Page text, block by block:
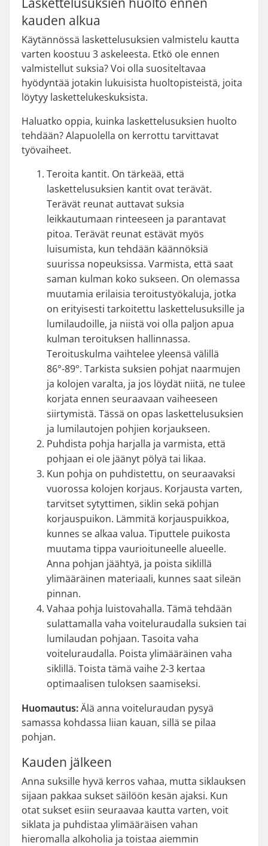
kauden alkua
Käytännössä laskettelusuksien valmistelu kautta
varten koostuu 3 askeleesta. Etkö ole ennen
valmistellut suksia? Voi olla suositeltavaa
hyödyntää jotakin lukuisista huoltopisteistä, joita
löytyy laskettelukeskuksista.
Haluatko oppia, kuinka laskettelusuksien huolto
tehdään? Alapuolella on kerrottu tarvittavat
työvaiheet.
Teroita kantit. On tärkeää, että
laskettelusuksien kantit ovat terävät.
Terävät reunat auttavat suksia
leikkautumaan rinteeseen ja parantavat
pitoa. Terävät reunat estävät myös
luisumista, kun tehdään käännöksiä
suurissa nopeuksissa. Varmista, että saat
saman kulman koko sukseen. On olemassa
muutamia erilaisia teroitustyökaluja, jotka
on erityisesti tarkoitettu laskettelusuksille ja
lumilaudoille, ja niistä voi olla paljon apua
kulman teroituksen hallinnassa.
Teroituskulma vaihtelee yleensä välillä
86°-89°. Tarkista suksien pohjat naarmujen
ja kolojen varalta, ja jos löydät niitä, ne tulee
korjata ennen seuraavaan vaiheeseen
siirtymistä. Tässä on opas laskettelusuksien
ja lumilautojen pohjien korjaukseen.
Puhdista pohja harjalla ja varmista, että
pohjaan ei ole jäänyt pölyä tai likaa.
Kun pohja on puhdistettu, on seuraavaksi
vuorossa kolojen korjaus. Korjausta varten,
tarvitset sytyttimen, siklin sekä pohjan
korjauspuikon. Lämmitä korjauspuikkoa,
kunnes se alkaa valua. Tiputtele puikosta
muutama tippa vaurioituneelle alueelle.
Anna pohjan jäähtyä, ja poista siklillä
ylimääräinen materiaali, kunnes saat sileän
pinnan.
Vahaa pohja luistovahalla. Tämä tehdään
sulattamalla vaha voiteluraudalla suksien tai
lumilaudan pohjaan. Tasoita vaha
voiteluraudalla. Poista ylimääräinen vaha
siklillä. Toista tämä vaihe 2-3 kertaa
optimaalisen tuloksen saamiseksi.
Huomautus:Älä anna voiteluraudan pysyä
samassa kohdassa liian kauan, sillä se pilaa
pohjan.
Kauden jälkeen
Anna suksille hyvä kerros vahaa, mutta siklauksen
sijaan pakkaa sukset säilöön kesän ajaksi. Kun
otat sukset esiin seuraavaa kautta varten, voit
siklata ja puhdistaa ylimääräisen vahan
hieromalla alkoholia ja toistaa aiemmin